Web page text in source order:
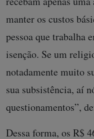
manter os custos
pessoa que trabalha
isenção. Se um
notadamente muito
sua subsistência, aí
questionamentos”,
Dessa forma, os R$